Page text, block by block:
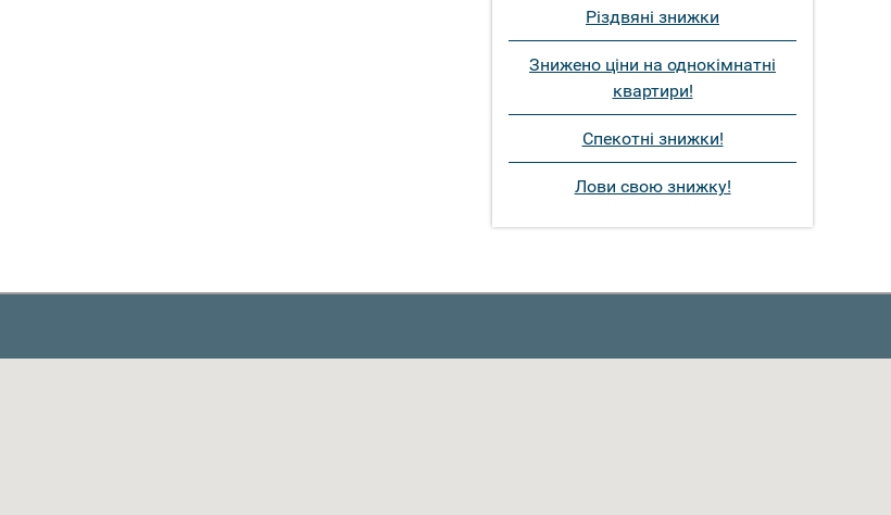
Різдвяні знижки
Знижено ціни на однокімнатні
квартири!
Спекотні знижки!
Лови свою знижку!